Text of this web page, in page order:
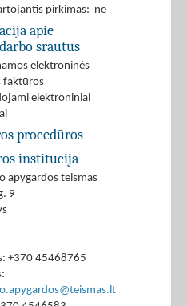
pirkimas: ne
apie
srautus
elektroninės
faktūros
elektroniniai
procedūros
institucija
apygardos teismas
9
+370 45468765